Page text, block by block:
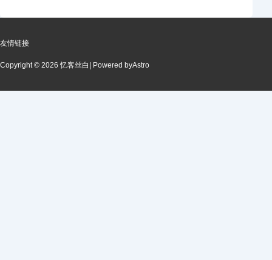
友情链接
Copyright © 2026 忆客丝白 | Powered byAstro